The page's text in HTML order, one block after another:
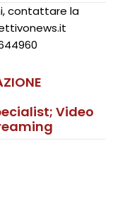
contattare la
Video